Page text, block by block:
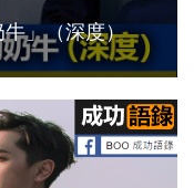
」（深度）